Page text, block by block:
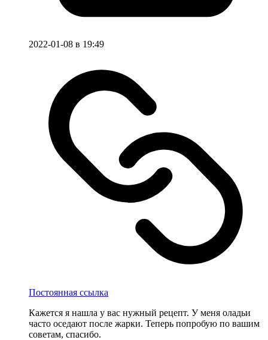
2022-01-08 в 19:49
Постоянная ссылка
Кажется я нашла у вас нужный рецепт. У меня оладьи
часто оседают после жарки. Теперь попробую по вашим
советам, спасибо.